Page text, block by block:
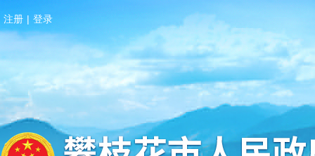
注册 | 登录